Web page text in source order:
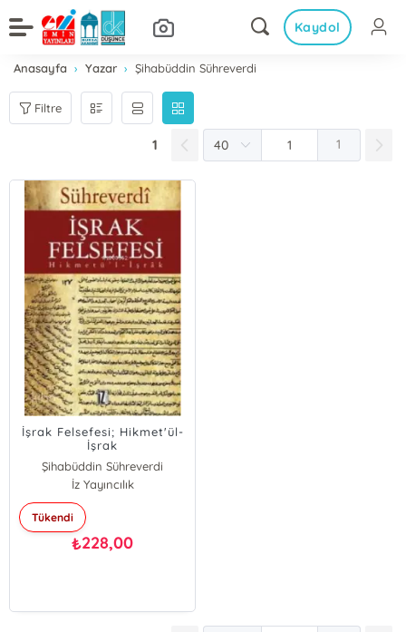
Kaydol
Anasayfa Yazar Şihabüddin Sühreverdi
Filtre
1 1
İşrak Felsefesi; Hikmet'ül-
İşrak
Şihabüddin Sühreverdi
İz Yayıncılık
Tükendi
₺228,00